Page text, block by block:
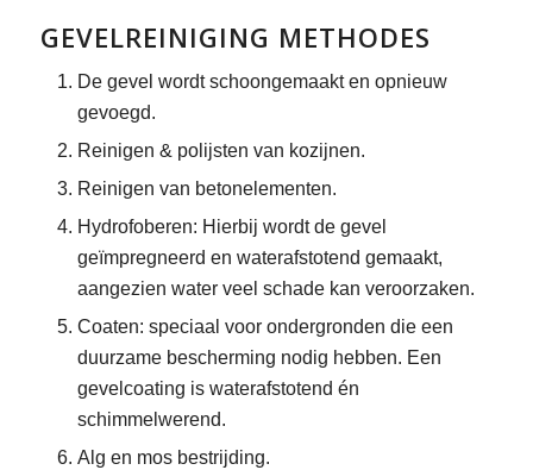
GEVELREINIGING METHODES
De gevel wordt schoongemaakt en opnieuw
gevoegd.
Reinigen & polijsten van kozijnen.
Reinigen van betonelementen.
Hydrofoberen: Hierbij wordt de gevel
geïmpregneerd en waterafstotend gemaakt,
aangezien water veel schade kan veroorzaken.
Coaten: speciaal voor ondergronden die een
duurzame bescherming nodig hebben. Een
gevelcoating is waterafstotend én
schimmelwerend.
Alg en mos bestrijding.